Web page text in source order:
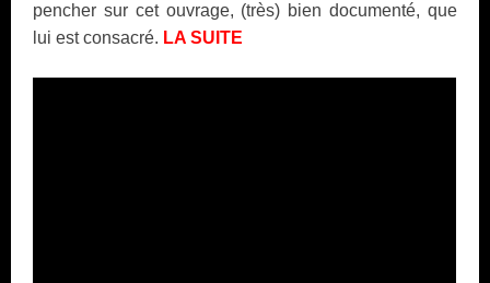
pencher sur cet ouvrage, (très) bien documenté, que
lui est consacré. LA SUITE